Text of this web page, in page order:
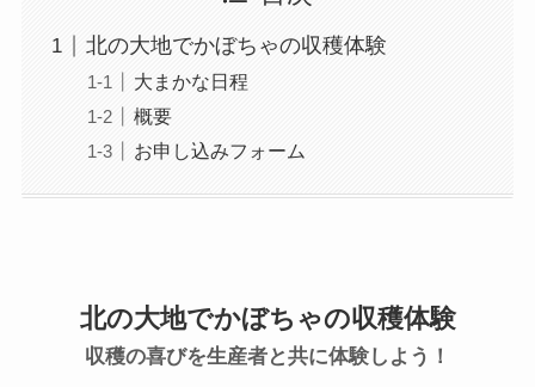
北の大地でかぼちゃの収穫体験
大まかな日程
概要
お申し込みフォーム
北の大地でかぼちゃの収穫体験
収穫の喜びを生産者と共に体験しよう！